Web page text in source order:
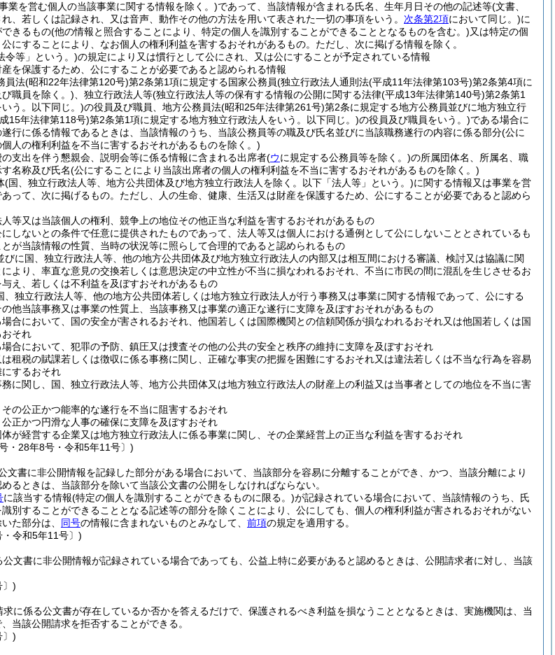
業を営む個人の当該事業に関する情報を除く。)であって、当該情報が含まれる氏名、生年月日その他の記述等(文書、
、若しくは記録され、又は音声、動作その他の方法を用いて表された一切の事項をいう。 次条第2項において同じ。)に
きるもの(他の情報と照合することにより、特定の個人を識別することができることとなるものを含む。)又は特定の個
にすることにより、なお個人の権利利益を害するおそれがあるもの。 ただし、次に掲げる情報を除く。
令等」という。)の規定により又は慣行として公にされ、又は公にすることが予定されている情報
を保護するため、公にすることが必要であると認められる情報
員法(昭和22年法律第120号)第2条第1項に規定する国家公務員(独立行政法人通則法(平成11年法律第103号)第2条第4項に
職員を除く。) 、独立行政法人等(独立行政法人等の保有する情報の公開に関する法律(平成13年法律第140号)第2条第1
う。以下同じ。)の役員及び職員、地方公務員法(昭和25年法律第261号)第2条に規定する地方公務員並びに地方独立行
15年法律第118号)第2条第1項に規定する地方独立行政法人をいう。以下同じ。)の役員及び職員をいう。)である場合に
行に係る情報であるときは、当該情報のうち、当該公務員等の職及び氏名並びに当該職務遂行の内容に係る部分(公に
人の権利利益を不当に害するおそれがあるものを除く。)
支出を伴う懇親会、説明会等に係る情報に含まれる出席者(ウに規定する公務員等を除く。)の所属団体名、所属名、職
名称及び氏名(公にすることにより当該出席者の個人の権利利益を不当に害するおそれがあるものを除く。)
(国、独立行政法人等、地方公共団体及び地方独立行政法人を除く。以下「法人等」という。)に関する情報又は事業を営
って、次に掲げるもの。 ただし、人の生命、健康、生活又は財産を保護するため、公にすることが必要であると認めら
等又は当該個人の権利、競争上の地位その他正当な利益を害するおそれがあるもの
しないとの条件で任意に提供されたものであって、法人等又は個人における通例として公にしないこととされているも
が当該情報の性質、当時の状況等に照らして合理的であると認められるもの
に国、独立行政法人等、他の地方公共団体及び地方独立行政法人の内部又は相互間における審議、検討又は協議に関
より、率直な意見の交換若しくは意思決定の中立性が不当に損なわれるおそれ、不当に市民の間に混乱を生じさせるお
え、若しくは不利益を及ぼすおそれがあるもの
独立行政法人等、他の地方公共団体若しくは地方独立行政法人が行う事務又は事業に関する情報であって、公にする
他当該事務又は事業の性質上、当該事務又は事業の適正な遂行に支障を及ぼすおそれがあるもの
合において、国の安全が害されるおそれ、他国若しくは国際機関との信頼関係が損なわれるおそれ又は他国若しくは国
それ
合において、犯罪の予防、鎮圧又は捜査その他の公共の安全と秩序の維持に支障を及ぼすおそれ
租税の賦課若しくは徴収に係る事務に関し、正確な事実の把握を困難にするおそれ又は違法若しくは不当な行為を容易
するおそれ
に関し、国、独立行政法人等、地方公共団体又は地方独立行政法人の財産上の利益又は当事者としての地位を不当に害
の公正かつ能率的な遂行を不当に阻害するおそれ
正かつ円滑な人事の確保に支障を及ぼすおそれ
が経営する企業又は地方独立行政法人に係る事業に関し、その企業経営上の正当な利益を害するおそれ
・28年8号・令和5年11号〕)
文書に非公開情報を記録した部分がある場合において、当該部分を容易に分離することができ、かつ、当該分離により
るときは、当該部分を除いて当該公文書の公開をしなければならない。
に該当する情報(特定の個人を識別することができるものに限る。)が記録されている場合において、当該情報のうち、氏
別することができることとなる記述等の部分を除くことにより、公にしても、個人の権利利益が害されるおそれがない
た部分は、 同号の情報に含まれないものとみなして、 前項の規定を適用する。
令和5年11号〕)
文書に非公開情報が記録されている場合であっても、公益上特に必要があると認めるときは、公開請求者に対し、当該
〕)
に係る公文書が存在しているか否かを答えるだけで、保護されるべき利益を損なうこととなるときは、実施機関は、当
当該公開請求を拒否することができる。
〕)